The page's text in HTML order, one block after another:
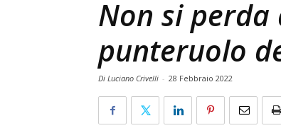
Non si
punteruolo
Di Luciano Crivelli - 28 Febbraio 2022